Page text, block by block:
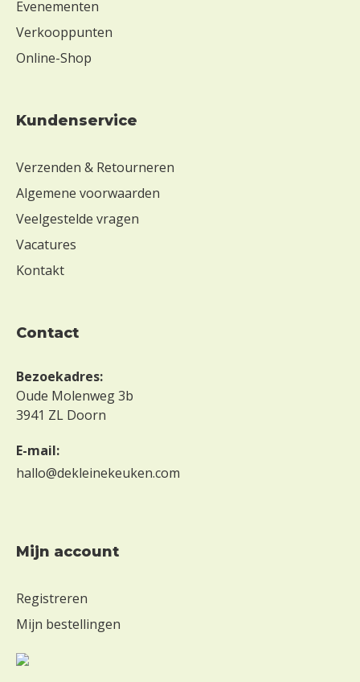
Evenementen
Verkooppunten
Online-Shop
Kundenservice
Verzenden & Retourneren
Algemene voorwaarden
Veelgestelde vragen
Vacatures
Kontakt
contact
Bezoekadres:
Oude Molenweg 3b
3941 ZL Doorn
E-mail:
hallo@dekleinekeuken.com
mijn account
Registreren
Mijn bestellingen